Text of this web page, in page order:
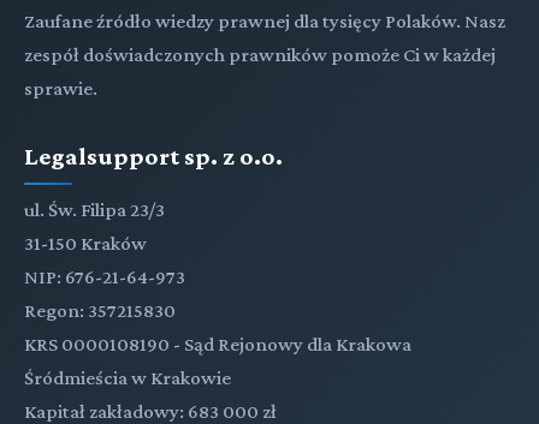
Zaufane źródło wiedzy prawnej dla tysięcy Polaków. Nasz
zespół doświadczonych prawników pomoże Ci w każdej
sprawie.
Legalsupport sp. z o.o.
ul. Św. Filipa 23/3
31-150 Kraków
NIP: 676-21-64-973
Regon: 357215830
KRS 0000108190 - Sąd Rejonowy dla Krakowa
Śródmieścia w Krakowie
Kapitał zakładowy: 683 000 zł